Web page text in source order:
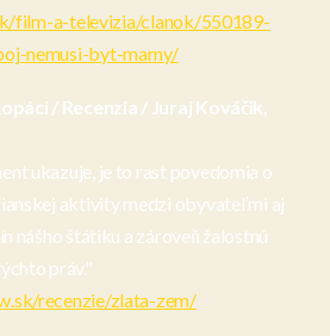
film-a-televizia/clanok/550189-
nemusi-byt-marny/
/ Recenzia / Juraj Kováčik,
ukazuje, je to rast povedomia o
aktivity medzi obyvateľmi aj
nášho štátiku a zároveň žalostnú
práv."
recenzie/zlata-zem/